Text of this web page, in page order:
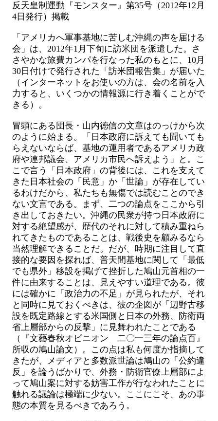
反天皇制運動『モンスター』第35号（2012年12月
4日発行）掲載
「アメリカへ軍事基地に苦しむ沖縄の声を届ける
会」は、2012年1月下旬に訪米団を派遣した。さ
さやかな旅費カンパを行なった私のもとに、10月
30日付けで発行された「訪米団報告集」が届いた
（インターネットをお使いの方は、会の名前を入
力すると、いくつかの情報源に行き着くことがで
きる）。
冒頭にある団長・山内徳信の文章はのっけから次
のように始まる。「日本政府に訴えても聞いても
らえないならば、基地の運用者であるアメリカ政
府や連邦議会、アメリカ市民へ訴えよう」と。こ
こで言う「日本政府」の背後には、これを支えて
きた日本社会の「民意」か「世論」が存在してい
るわけだから、私たちも無傷では読むことのでき
ない文言である。まず、二つの論点をここから引
き出しておきたい。沖縄の民衆が持つ日本政府に
対する絶望感が、歴代のそれに対して積み重ねら
れてきたものであることは、戦後史を顧みるなら
当然理解できることだ。だが、時期に注目して直
接的な要因を探れば、普天間基地に関して「最低
でも県外」移設を掲げて挫折した鳩山元首相の一
件に由来することは、見えやすい道理である。彼
には確かに「政治力の不足」が見られたが、それ
と同時に見ておくべきは、彼の企図が「辺野古移
設を既定路線とする米国側と日本の外務、防衛両
省上層部からの反撃」に見舞われたことである
（『文藝春秋オピニオン 二〇一三年の論点百』
所収の鳩山論文）。この点は私も何度か指摘して
きたが、メディアと多数派世論は鳩山の「公約違
反」を論うばかりで、外務・防衛官僚上層部によ
って鳩山案に対する妨害工作が行なわれたことに
触れる議論は極端に少ない。ここにこそ、あの事
態の本質を見るべきであろう。